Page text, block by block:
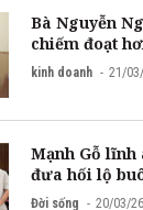
Bà Nguyễn
chiếm đoạt
kinh doanh 21/
Mạnh Gỗ lĩnh
đưa hối lộ
Đời sống 20/03/